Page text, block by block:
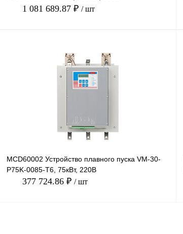
1 081 689.87 ₽ / шт
Купить в 1 клик Сравнение
MCD60002 Устройство плавного пуска VM-30-
P75K-0085-T6, 75кВт, 220В
377 724.86 ₽ / шт